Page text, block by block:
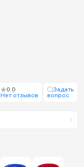
0.0
Нет отзывов
Задать
вопрос